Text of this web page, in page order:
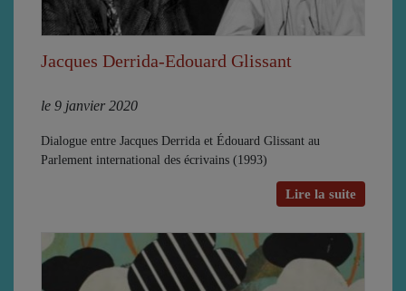
Jacques Derrida-Edouard Glissant
le 9 janvier 2020
Dialogue entre Jacques Derrida et Édouard Glissant au
Parlement international des écrivains (1993)
Lire la suite